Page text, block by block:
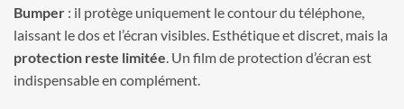
Bumper : il protège uniquement le contour du téléphone,
laissant le dos et l’écran visibles. Esthétique et discret, mais la
protection reste limitée. Un film de protection d’écran est
indispensable en complément.